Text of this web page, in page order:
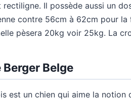
Il possède aussi un
contre 56cm à 62cm pour la
pèsera 20kg voir 25kg. La
Belge
est un chien qui aime la